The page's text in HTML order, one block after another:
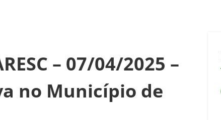
– 07/04/2025 –
no Município de